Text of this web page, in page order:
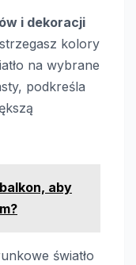
i dekoracji
kolory
na wybrane
podkreśla
aby
światło